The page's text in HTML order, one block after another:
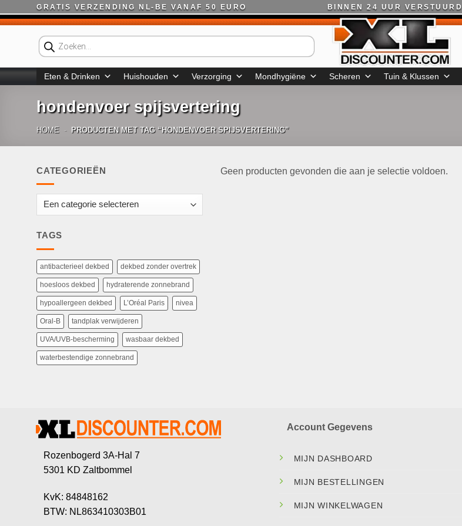
naar
GRATIS VERZENDING NL-BE VANAF 50 EURO BINNEN 24 UUR VERSTUURD
Producten
zoeken
Eten & Drinken Huishouden Verzorging Mondhygiëne Scheren Tuin & Klussen
hondenvoer spijsvertering
HOME - PRODUCTEN MET TAG “HONDENVOER SPIJSVERTERING”
CATEGORIEËN
TAGS
antibacterieel dekbed dekbed zonder overtrek
hoesloos dekbed hydraterende zonnebrand
hypoallergeen dekbed L’Oréal Paris nivea
Oral-B tandplak verwijderen
UVA/UVB-bescherming wasbaar dekbed
waterbestendige zonnebrand
Geen producten gevonden die aan je selectie voldoen.
Rozenbogerd 3A-Hal 7
5301 KD Zaltbommel
KvK: 84848162
BTW: NL863410303B01
Account Gegevens
MIJN DASHBOARD
MIJN BESTELLINGEN
MIJN WINKELWAGEN